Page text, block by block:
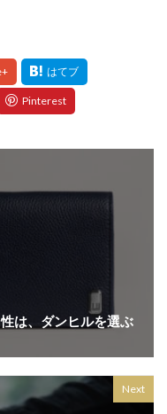
は、ダンヒルを選ぶ
Next